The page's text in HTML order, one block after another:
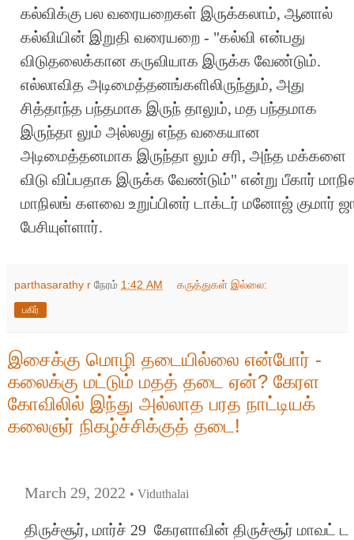
கல்விக்கு பல வரையறைகள் இருக்கலாம், ஆனால்
கல்வியின் இறுதி வரையறை - "கல்வி என்பது
விடுதலைக்கான கருவியாக இருக்க வேண்டும்.
எல்லாவித அடிமைத்தனங்களிலிருந்தும், அது
சித்தாந்த பந்தமாக இருந் தாலும், மத பந்தமாக
இருந்தா லும் அல்லது எந்த வகையான
அடிமைத்தனமாக இருந்தா லும் சரி, அந்த மக்களை
விடு விப்பதாக இருக்க வேண்டும்" என்று பீகார்
மாநிலங் களவை உறுப்பினர் டாக்டர் மனோஜ் குமார்
பேசியுள்ளார்.
parthasarathy r நேரம் 1:42 AM கருத்துகள் இல்லை:
பகிர்
இசைக்கு மொழி தடையில்லை என்போர் -
கலைக்கு மட்டும் மதத் தடை ஏன்? கேரள
கோவிலில் இந்து அல்லாத பரத நாட்டியக்
கலைஞர் நிகழ்ச்சிக்குத் தடை!
March 29, 2022 • Viduthalai
திருச்சூர், மார்ச் 29 கேரளாவின் திருச்சூர் மாவட் ட